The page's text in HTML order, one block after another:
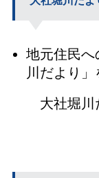
地元住民
川だより」
大社堀川